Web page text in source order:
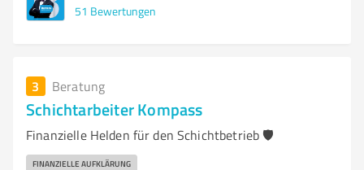
51 Bewertungen
3 Beratung
Schichtarbeiter Kompass
Finanzielle Helden für den Schichtbetrieb 🛡️
FINANZIELLE AUFKLÄRUNG